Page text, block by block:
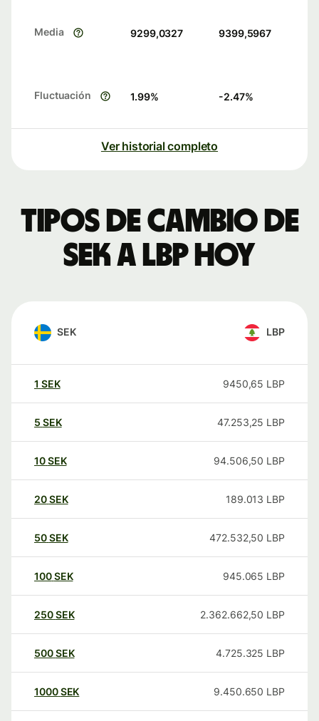
Media 9299,0327 9399,5967
Fluctuación 1.99% -2.47%
Ver historial completo
Tipos de cambio de
SEK a LBP hoy
SEK LBP
1 SEK 9450,65 LBP
5 SEK 47.253,25 LBP
10SEK 94.506,50 LBP
20SEK 189.013 LBP
50SEK 472.532,50 LBP
100SEK 945.065 LBP
250SEK 2.362.662,50 LBP
500SEK 4.725.325 LBP
1000SEK 9.450.650 LBP